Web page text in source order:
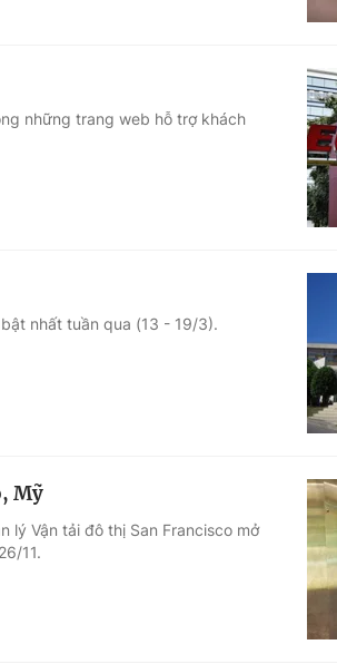
những trang web hỗ trợ khách
nhất tuần qua (13 - 19/3).
Mỹ
lý Vận tải đô thị San Francisco mở
11.